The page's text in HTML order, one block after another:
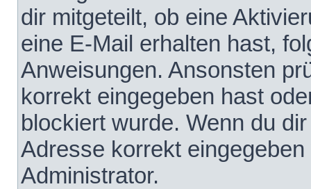
dir mitgeteilt, ob eine
eine E-Mail erhalten hast,
Anweisungen. Ansonsten
korrekt eingegeben hast
blockiert wurde. Wenn du
Adresse korrekt
Administrator.